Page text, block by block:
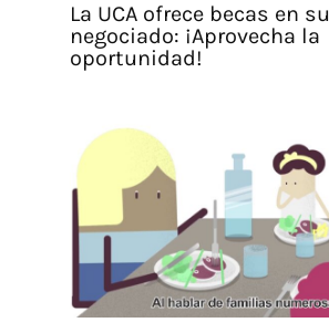
La UCA ofrece becas en su
negociado: ¡Aprovecha la
oportunidad!